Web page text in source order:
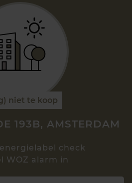
niet te koop
193B, AMSTERDAM
check
WOZ alarm in